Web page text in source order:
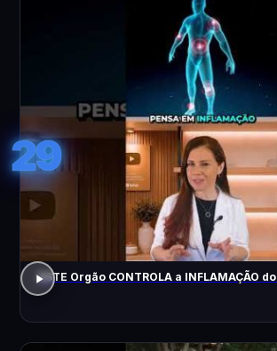
29
ESTE Orgão CONTROLA a INFLAMAÇÃO